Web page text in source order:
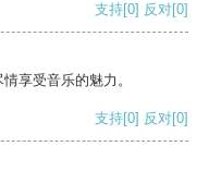
支持[0] 反对[0]
享受音乐的魅力。
支持[0] 反对[0]